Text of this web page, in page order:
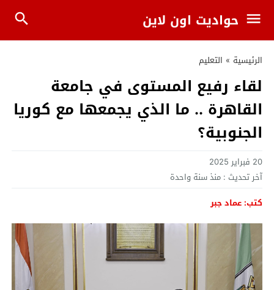
حواديت اون لاين
الرئيسية » التعليم
لقاء رفيع المستوى في جامعة
القاهرة .. ما الذي يجمعها مع كوريا
الجنوبية؟
20 فبراير 2025
آخر تحديث : منذ سنة واحدة
كتب: عماد جبر